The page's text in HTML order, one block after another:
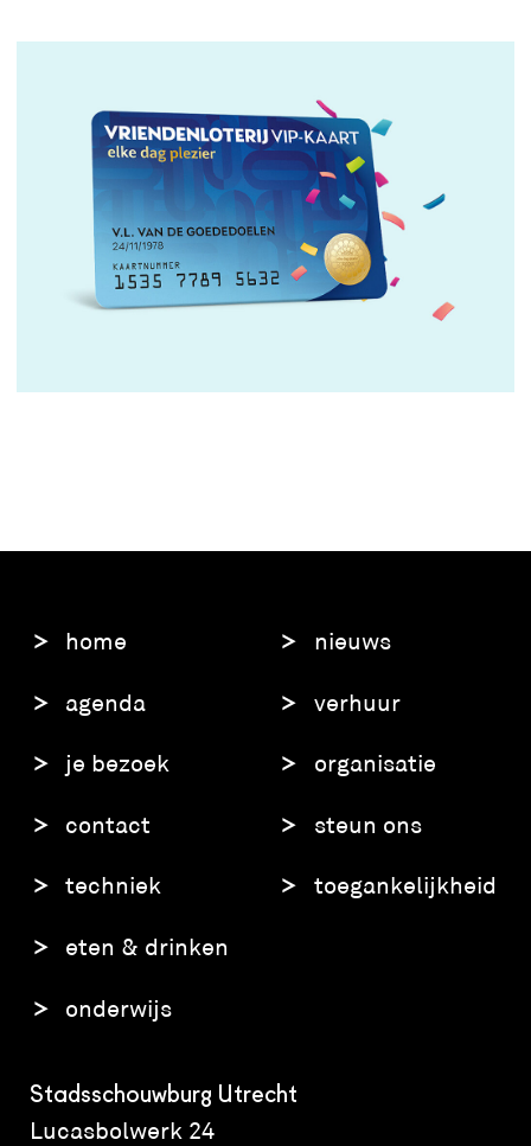
home
agenda
je bezoek
contact
techniek
eten & drinken
onderwijs
nieuws
verhuur
organisatie
steun ons
toegankelijkheid
Stadsschouwburg Utrecht
Lucasbolwerk 24